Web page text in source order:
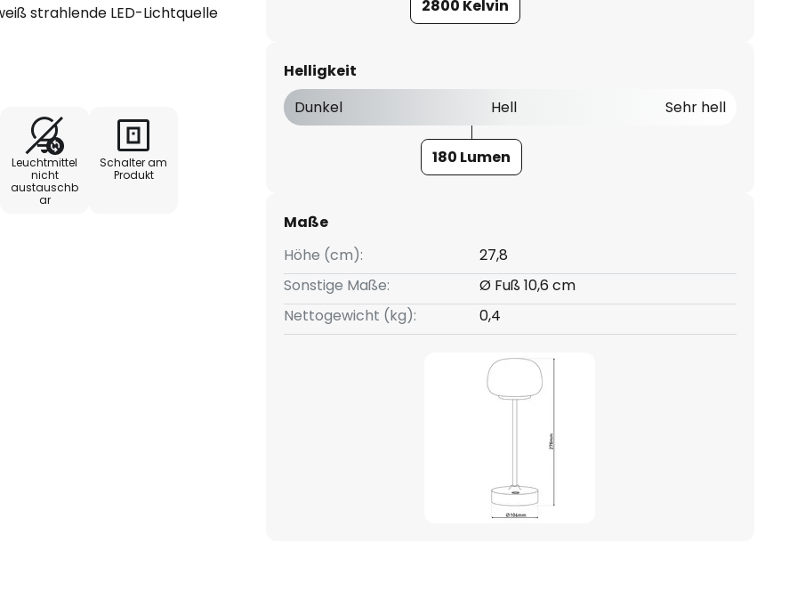
strahlende LED-Lichtquelle
Leuchtmittel
nicht
austauschb
ar
Schalter am
Produkt
2800 Kelvin
Helligkeit
Dunkel
Hell Sehr hell
180 Lumen
Maße
Höhe (cm):
27,8
Sonstige Maße:
Ø Fuß 10,6 cm
Nettogewicht (kg):
0,4